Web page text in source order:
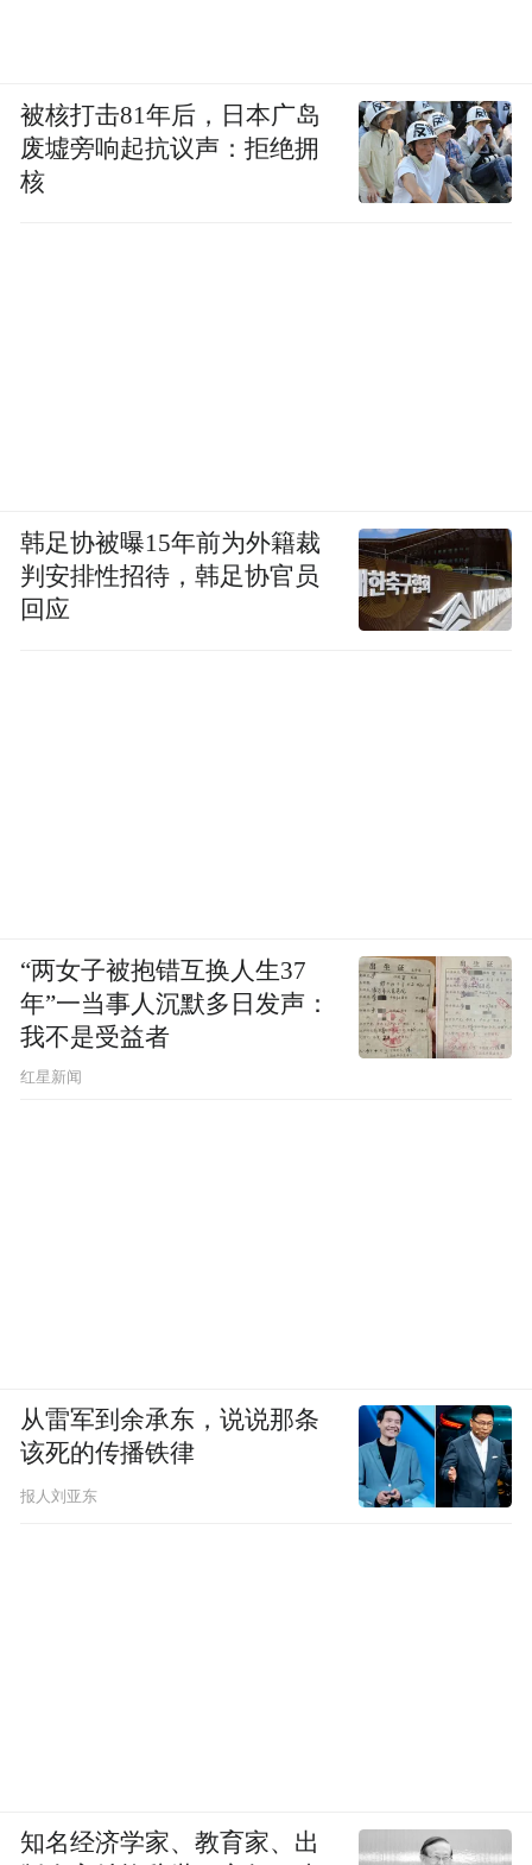
被核打击81年后，日本广岛
废墟旁响起抗议声：拒绝拥
核
韩足协被曝15年前为外籍裁
判安排性招待，韩足协官员
回应
“两女子被抱错互换人生37
年”一当事人沉默多日发声：
我不是受益者
红星新闻
从雷军到余承东，说说那条
该死的传播铁律
报人刘亚东
知名经济学家、教育家、出